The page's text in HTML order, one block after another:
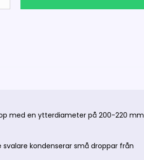
med en ytterdiameter på 200-220 mm
kondenserar små droppar från